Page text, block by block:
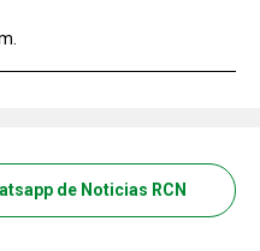
de Noticias RCN